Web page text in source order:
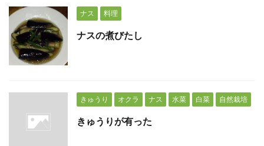
ナス 料理
ナスの煮びたし
きゅうり オクラ ナス 水菜 白菜 自然栽培
きゅうりが有った